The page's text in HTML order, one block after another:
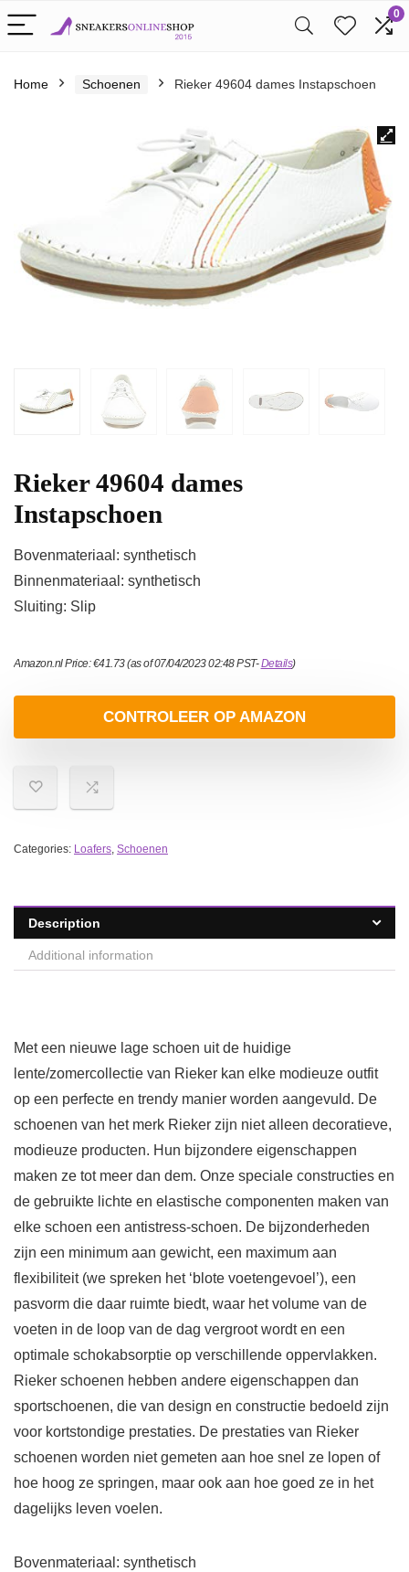
0
Home Schoenen Rieker 49604 dames Instapschoen
Rieker 49604 dames
Instapschoen
Bovenmateriaal: synthetisch
Binnenmateriaal: synthetisch
Sluiting: Slip
Amazon.nl Price:€41.73(as of 07/04/2023 02:48 PST-Details)
CONTROLEER OP AMAZON
Categories: Loafers, Schoenen
Description
Additional information
Met een nieuwe lage schoen uit de huidige
lente/zomercollectie van Rieker kan elke modieuze outfit
op een perfecte en trendy manier worden aangevuld. De
schoenen van het merk Rieker zijn niet alleen decoratieve,
modieuze producten. Hun bijzondere eigenschappen
maken ze tot meer dan dem. Onze speciale constructies en
de gebruikte lichte en elastische componenten maken van
elke schoen een antistress-schoen. De bijzonderheden
zijn een minimum aan gewicht, een maximum aan
flexibiliteit (we spreken het ‘blote voetengevoel’), een
pasvorm die daar ruimte biedt, waar het volume van de
voeten in de loop van de dag vergroot wordt en een
optimale schokabsorptie op verschillende oppervlakken.
Rieker schoenen hebben andere eigenschappen dan
sportschoenen, die van design en constructie bedoeld zijn
voor kortstondige prestaties. De prestaties van Rieker
schoenen worden niet gemeten aan hoe snel ze lopen of
hoe hoog ze springen, maar ook aan hoe goed ze in het
dagelijks leven voelen.
Bovenmateriaal: synthetisch